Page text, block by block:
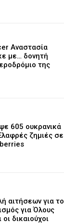
Αναστασία
με… δονητή
της
605 ουκρανικά
ζημιές σε
αιτήσεων για το
για Όλους
δικαιούχοι